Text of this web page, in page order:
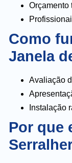
Orçamento
Como
Janela
Avaliação
Instalação
Por que